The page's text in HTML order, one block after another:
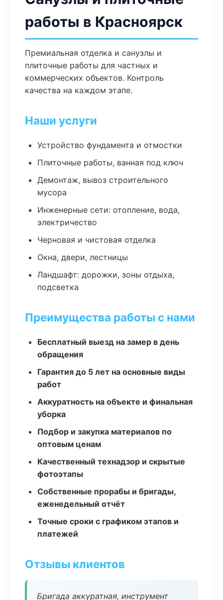
работы в Красноярск
Премиальная отделка и санузлы и
плиточные работы для частных и
коммерческих объектов. Контроль
качества на каждом этапе.
Наши услуги
Устройство фундамента и отмостки
Плиточные работы, ванная под ключ
Демонтаж, вывоз строительного
мусора
Инженерные сети: отопление, вода,
электричество
Черновая и чистовая отделка
Окна, двери, лестницы
Ландшафт: дорожки, зоны отдыха,
подсветка
Преимущества работы с нами
Бесплатный выезд на замер в день
обращения
Гарантия до 5 лет на основные виды
работ
Аккуратность на объекте и финальная
уборка
Подбор и закупка материалов по
оптовым ценам
Качественный технадзор и скрытые
фотоэтапы
Собственные прорабы и бригады,
еженедельный отчёт
Точные сроки с графиком этапов и
платежей
Отзывы клиентов
Бригада аккуратная, инструмент